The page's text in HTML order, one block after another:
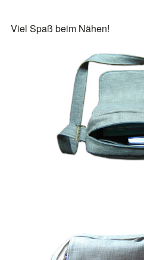
Viel Spaß beim Nähen!